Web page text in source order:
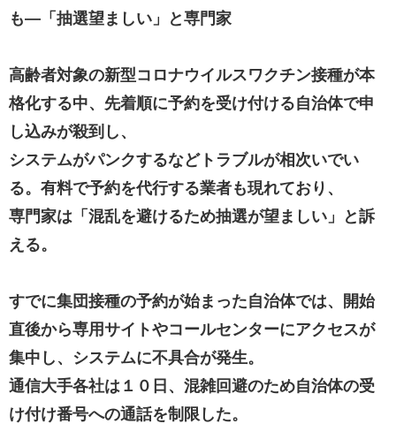
も―「抽選望ましい」と専門家
高齢者対象の新型コロナウイルスワクチン接種が本
格化する中、先着順に予約を受け付ける自治体で申
し込みが殺到し、
システムがパンクするなどトラブルが相次いでい
る。有料で予約を代行する業者も現れており、
専門家は「混乱を避けるため抽選が望ましい」と訴
える。
すでに集団接種の予約が始まった自治体では、開始
直後から専用サイトやコールセンターにアクセスが
集中し、システムに不具合が発生。
通信大手各社は１０日、混雑回避のため自治体の受
け付け番号への通話を制限した。